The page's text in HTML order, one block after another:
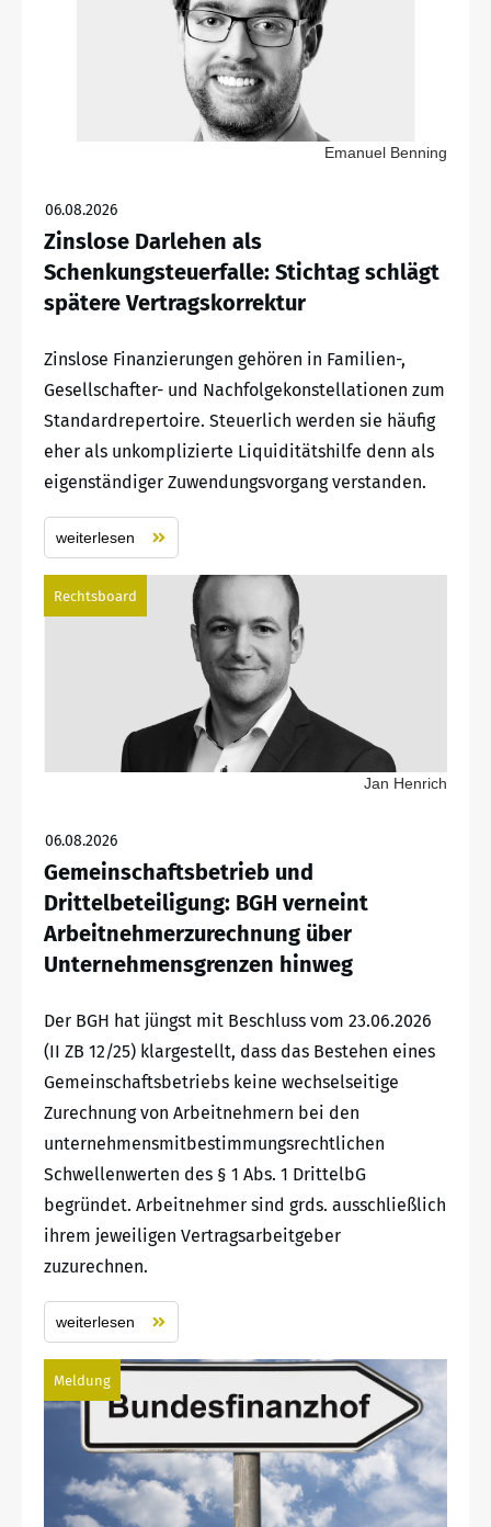
Emanuel Benning
06.08.2026
Zinslose Darlehen als
Schenkungsteuerfalle: Stichtag schlägt
spätere Vertragskorrektur
Zinslose Finanzierungen gehören in Familien-,
Gesellschafter- und Nachfolgekonstellationen zum
Standardrepertoire. Steuerlich werden sie häufig
eher als unkomplizierte Liquiditätshilfe denn als
eigenständiger Zuwendungsvorgang verstanden.
weiterlesen
Rechtsboard
Jan Henrich
06.08.2026
Gemeinschaftsbetrieb und
Drittelbeteiligung: BGH verneint
Arbeitnehmerzurechnung über
Unternehmensgrenzen hinweg
Der BGH hat jüngst mit Beschluss vom 23.06.2026
(II ZB 12/25) klargestellt, dass das Bestehen eines
Gemeinschaftsbetriebs keine wechselseitige
Zurechnung von Arbeitnehmern bei den
unternehmensmitbestimmungsrechtlichen
Schwellenwerten des § 1 Abs. 1 DrittelbG
begründet. Arbeitnehmer sind grds. ausschließlich
ihrem jeweiligen Vertragsarbeitgeber
zuzurechnen.
weiterlesen
Meldung